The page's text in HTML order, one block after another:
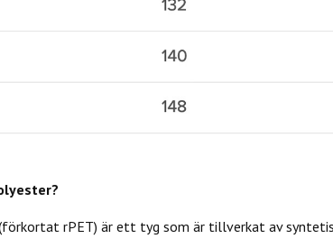
rPET) är ett tyg som är tillverkat av